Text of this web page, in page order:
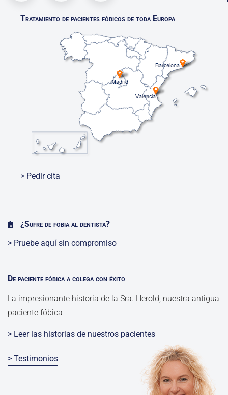
Tratamiento de pacientes fóbicos de toda Europa
> Pedir cita
¿Sufre de fobia al dentista?
> Pruebe aquí sin compromiso
De paciente fóbica a colega con éxito
La impresionante historia de la Sra. Herold, nuestra antigua
paciente fóbica
> Leer las historias de nuestros pacientes
> Testimonios